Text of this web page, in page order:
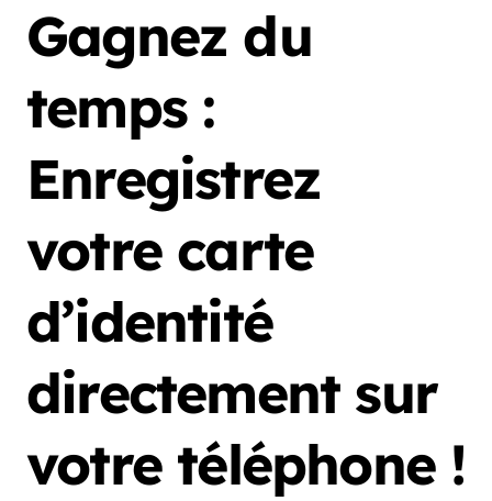
Gagnez du
temps :
Enregistrez
votre carte
d’identité
directement sur
votre téléphone !